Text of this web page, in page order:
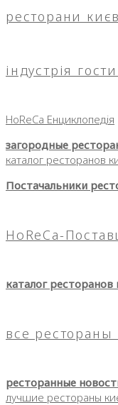
ресторани
індустрія
HoReCa Енциклопедія
загородные
каталог ресторанов
Постачальники
HoReCa-
каталог ресторанов
все рестораны
ресторанные
лучшие рестораны